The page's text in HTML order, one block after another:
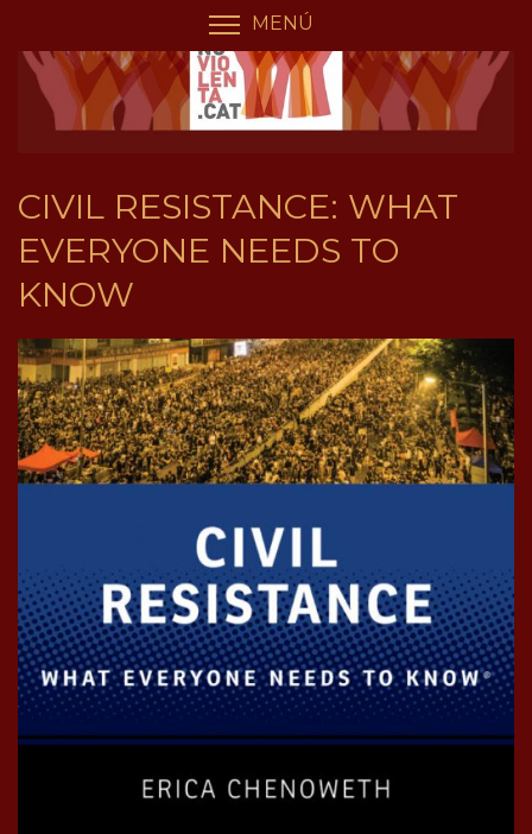
contingut
MENÚ
CIVIL RESISTANCE: WHAT
EVERYONE NEEDS TO
KNOW
Panell de gestió de galetes